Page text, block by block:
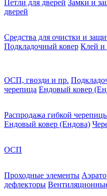
Петли для дверей Замки и
дверей
Средства для очистки и
Подкладочный ковер Клей и
ОСП, гвозди и пр.
черепица Ендовый ковер
Распродажа гибкой
Ендовый ковер (Ендова)
ОСП
Проходные элементы
дефлекторы